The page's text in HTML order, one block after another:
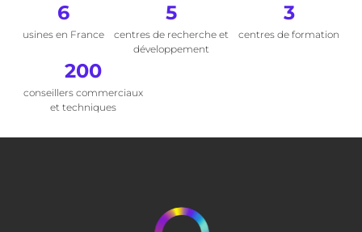
6
usines en France
5
centres de recherche et
développement
3
centres de formation
200
conseillers commerciaux
et techniques